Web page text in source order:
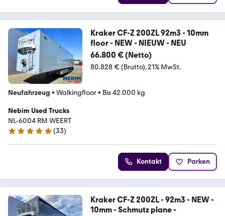
Kraker CF-Z 200ZL 92m3 - 10mm
floor - NEW - NIEUW - NEU
66.800 € (Netto)
80.828 € (Brutto) 21% MwSt.
Neufahrzeug • Walkingfloor• Bis 42.000 kg
Nebim Used Trucks
NL-6004 RM WEERT
5 Sterne
(33)
Kontakt Parken
Kraker CF-Z 200ZL - 92m3 - NEW -
10mm - Schmutz plane -